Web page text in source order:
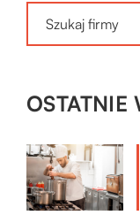
OSTATNIE